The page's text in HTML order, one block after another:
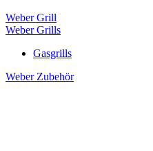
Weber Grill
Weber Grills
Gasgrills
Weber Zubehör